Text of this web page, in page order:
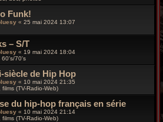
Funk!
« 25 mai 2024 13:07
– S/T
« 19 mai 2024 18:04
60's/70's
siècle de Hip Hop
« 10 mai 2024 21:35
films (TV-Radio-Web)
du hip-hop français en série
« 10 mai 2024 21:14
films (TV-Radio-Web)